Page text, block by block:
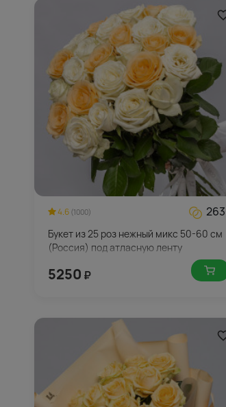
4.6 (1000) 263
Букет из 25 роз нежный микс 50-60 см
(Россия) под атласную ленту
5250 ₽